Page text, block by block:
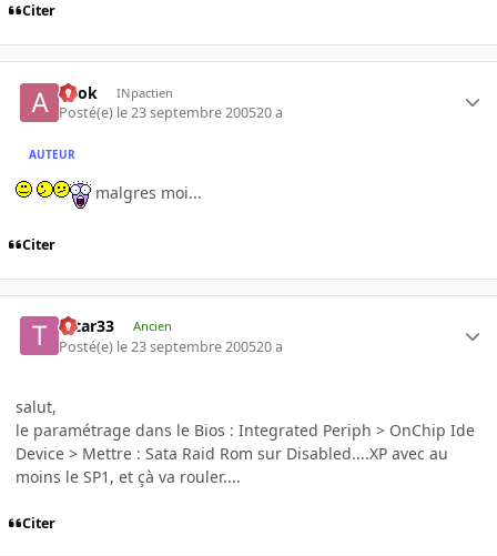
Citer
apok INpactien
Posté(e) le 23 septembre 200520 a
AUTEUR
malgres moi...
Citer
tatar33 Ancien
Posté(e) le 23 septembre 200520 a
salut,
le paramétrage dans le Bios : Integrated Periph > OnChip Ide
Device > Mettre : Sata Raid Rom sur Disabled....XP avec au
moins le SP1, et çà va rouler....
Citer